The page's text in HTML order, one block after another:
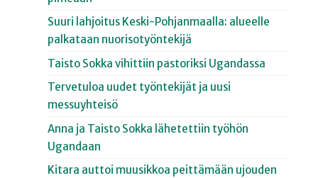
Suuri lahjoitus Keski-Pohjanmaalla: alueelle
palkataan nuorisotyöntekijä
Taisto Sokka vihittiin pastoriksi Ugandassa
Tervetuloa uudet työntekijät ja uusi
messuyhteisö
Anna ja Taisto Sokka lähetettiin työhön
Ugandaan
Kitara auttoi muusikkoa peittämään ujouden